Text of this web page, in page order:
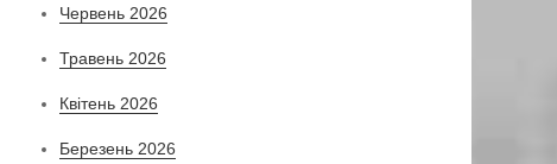
Червень 2026
Травень 2026
Квітень 2026
Березень 2026